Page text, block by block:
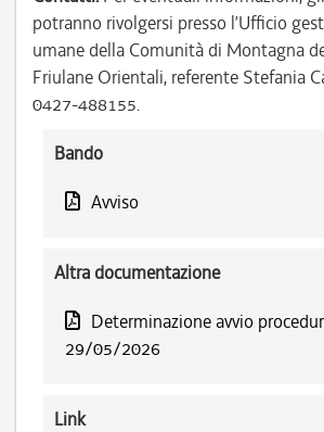
potranno rivolgersi presso l’Ufficio
umane della Comunità di Montagna
Friulane Orientali, referente Stefania
0427-488155.
Bando
Avviso
Altra documentazione
Determinazione avvio
29/05/2026
Link